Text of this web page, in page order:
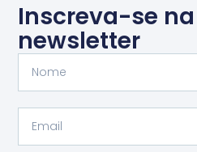
Inscreva-se
newsletter